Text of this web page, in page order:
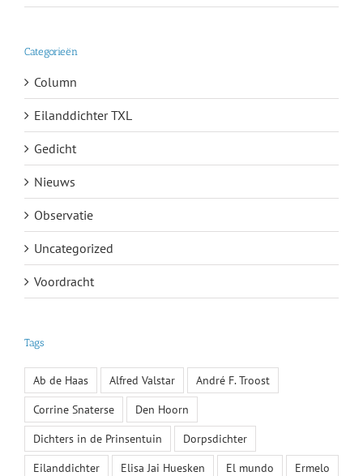
Categorieën
Column
Eilanddichter TXL
Gedicht
Nieuws
Observatie
Uncategorized
Voordracht
Tags
Ab de Haas Alfred Valstar
André F. Troost
Corrine Snaterse
Den Hoorn
Dichters in de Prinsentuin
Dorpsdichter
Eilanddichter
Elisa Jai Huesken El mundo
Ermelo